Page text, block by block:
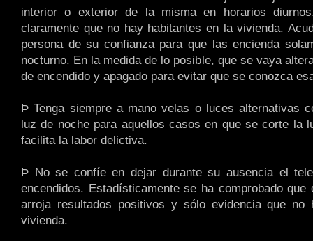
interior o exterior de la misma en horarios
claramente que no hay habitantes en la vivienda.
persona de su confianza para que las encienda
nocturno. En la medida de lo posible, que se vaya
de encendido y apagado para evitar que se conozca
Þ Tenga siempre a mano velas o luces alternativas
luz de noche para aquellos casos en que se corte la
facilita la labor delictiva.
Þ No se confíe en dejar durante su ausencia el
encendidos. Estadísticamente se ha comprobado que
arroja resultados positivos y sólo evidencia que no
vivienda.